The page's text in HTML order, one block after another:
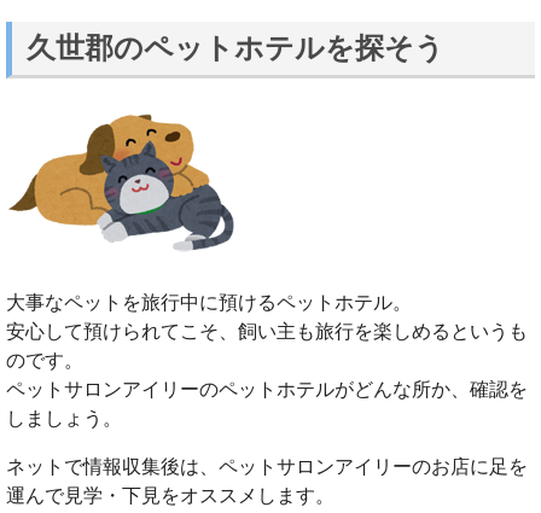
久世郡のペットホテルを探そう
大事なペットを旅行中に預けるペットホテル。
安心して預けられてこそ、飼い主も旅行を楽しめるというも
のです。
ペットサロンアイリーのペットホテルがどんな所か、確認を
しましょう。
ネットで情報収集後は、ペットサロンアイリーのお店に足を
運んで見学・下見をオススメします。